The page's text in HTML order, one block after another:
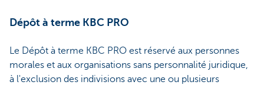
Dépôt à terme KBC PRO
Le Dépôt à terme KBC PRO est réservé aux personnes
morales et aux organisations sans personnalité juridique,
à l'exclusion des indivisions avec une ou plusieurs